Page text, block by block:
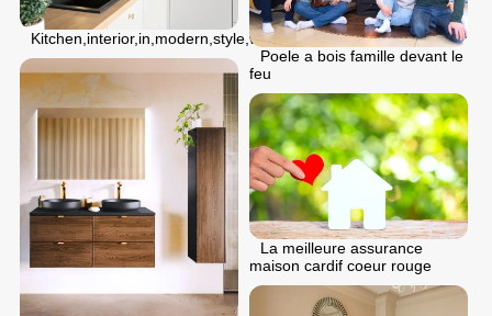
Kitchen,interior,in,modern,style,with,kitchen,sink,with,tap,
Poele a bois famille devant le
feu
La meilleure assurance
maison cardif coeur rouge